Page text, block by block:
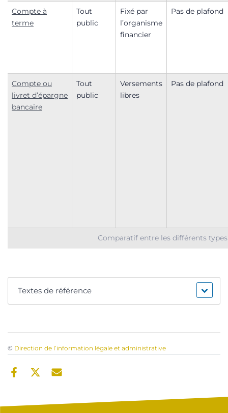
Comparatif entre les différents
Compte à
terme
Tout
public
Fixé par
l’organisme
financier
Pas de plafond
Compte ou
livret d’épargne
bancaire
Tout
public
Versements
libres
Pas de plafond
Textes de référence
© Direction de l’information légale et administrative